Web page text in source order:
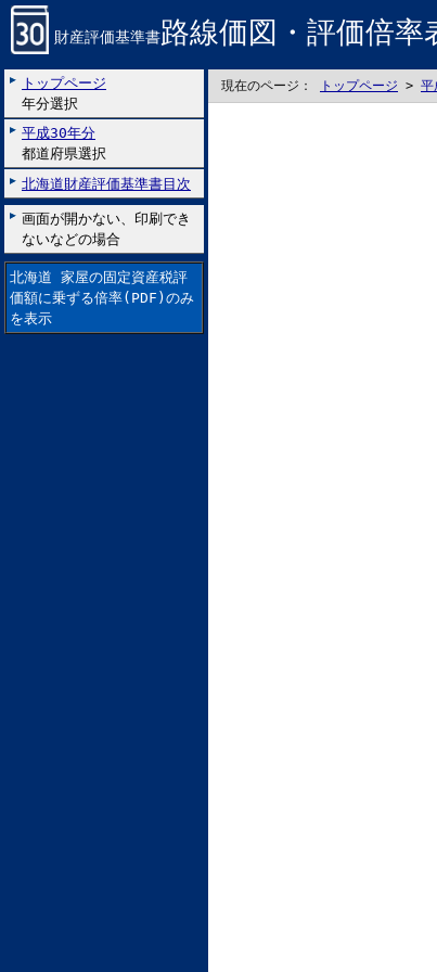
財産評価基準書路線価図・評価倍率
トップページ
年分選択
平成30年分
都道府県選択
北海道財産評価基準書目次
画面が開かない、印刷でき
ないなどの場合
北海道 家屋の固定資産税評
価額に乗ずる倍率(PDF)のみ
を表示
現在のページ： トップページ > 平